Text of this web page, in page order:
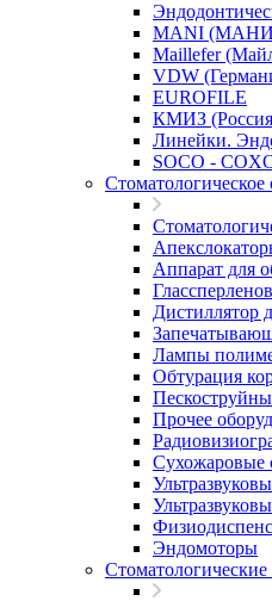
MANI
Maillefer
VDW
EUROFILE
КМИЗ
Линейки.
SOCO -
Стоматологическое
Аппарат для
Дистиллятор
Лампы
Обтурация
Прочее
Сухожаровые
Эндомоторы